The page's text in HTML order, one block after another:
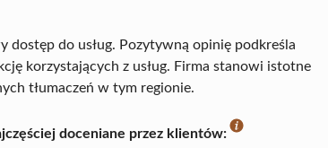
dostęp do usług. Pozytywną opinię podkreśla
korzystających z usług. Firma stanowi istotne
tłumaczeń w tym regionie.
doceniane przez klientów: